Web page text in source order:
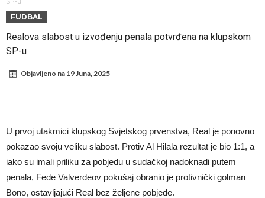
država traži pravdu
Naslovi iz Španije jutros objavili ono što se čekalo nedeljama:
Vinicius Junior je odlučio!
Гимараеш успешно prošao lekarske preglede u Arsenalu
FUDBAL
Realova slabost u izvođenju penala potvrđena na klupskom
SP-u
Objavljeno na 19 Juna, 2025
U prvoj utakmici klupskog Svjetskog prvenstva, Real je ponovno
pokazao svoju veliku slabost. Protiv Al Hilala rezultat je bio 1:1, a
iako su imali priliku za pobjedu u sudačkoj nadoknadi putem
penala, Fede Valverdeov pokušaj obranio je protivnički golman
Bono, ostavljajući Real bez željene pobjede.